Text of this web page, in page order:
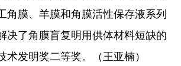
角膜、羊膜和角膜活性保存液系列
决了角膜盲复明用供体材料短缺的
术发明奖二等奖。（王亚楠）